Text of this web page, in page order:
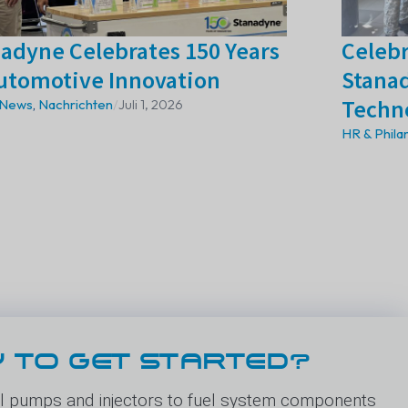
Celebrates 150 Years
Innovation
, Nachrichten/Juli 1, 2026
HR &
TO GET STARTED?
pumps and injectors to fuel system components